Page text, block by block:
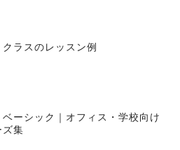
ラスのレッスン例
ーシック｜オフィス・学校向け
ズ集